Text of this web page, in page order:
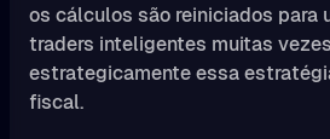
os cálculos são reiniciados para
traders inteligentes muitas
estrategicamente essa
fiscal.